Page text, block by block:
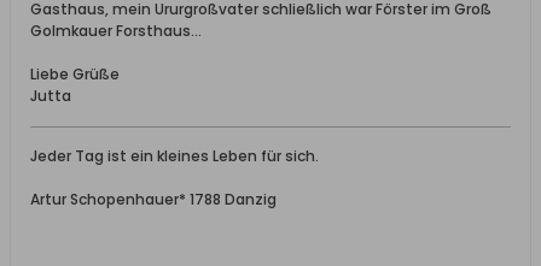
Gasthaus, mein Ururgroßvater schließlich war Förster im Groß
Golmkauer Forsthaus...
Liebe Grüße
Jutta
Jeder Tag ist ein kleines Leben für sich.
Artur Schopenhauer* 1788 Danzig